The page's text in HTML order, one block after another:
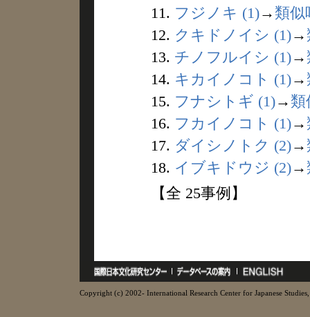
11. フジノキ (1)→ 類似
12. クキドノイシ (1)→
13. チノフルイシ (1)→
14. キカイノコト (1)→
15. フナシトギ (1)→ 類
16. フカイノコト (1)→
17. ダイシノトク (2)→
18. イブキドウジ (2)→
【全 25事例】
Copyright (c) 2002- International Research Center for Japanese